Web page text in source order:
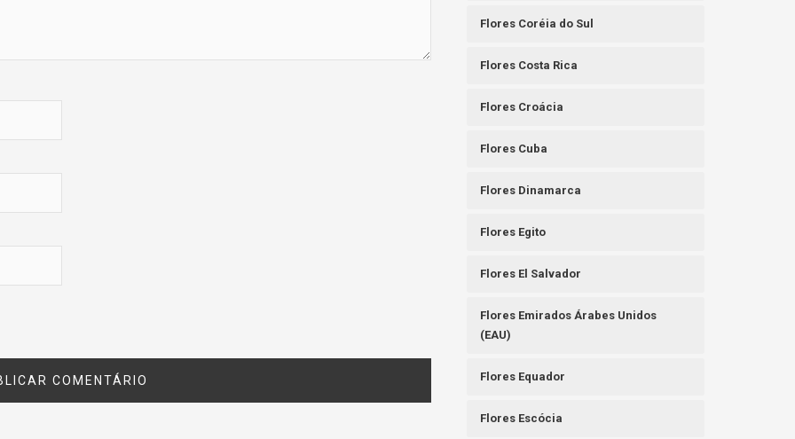
Flores Coréia do Sul
Flores Costa Rica
Flores Croácia
Flores Cuba
Flores Dinamarca
Flores Egito
Flores El Salvador
Flores Emirados Árabes Unidos
(EAU)
Flores Equador
Flores Escócia